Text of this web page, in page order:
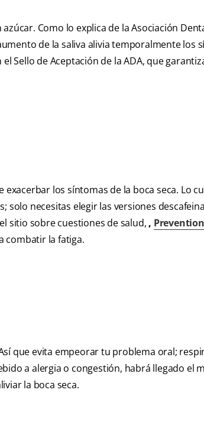
Como lo explica de la Asociación
de la saliva alivia temporalmente los
Sello de Aceptación de la ADA, que
los síntomas de la boca seca. Lo
solo necesitas elegir las versiones
sitio sobre cuestiones de salud, , Prevention
combatir la fatiga.
que evita empeorar tu problema oral;
a alergia o congestión, habrá llegado el
la boca seca.